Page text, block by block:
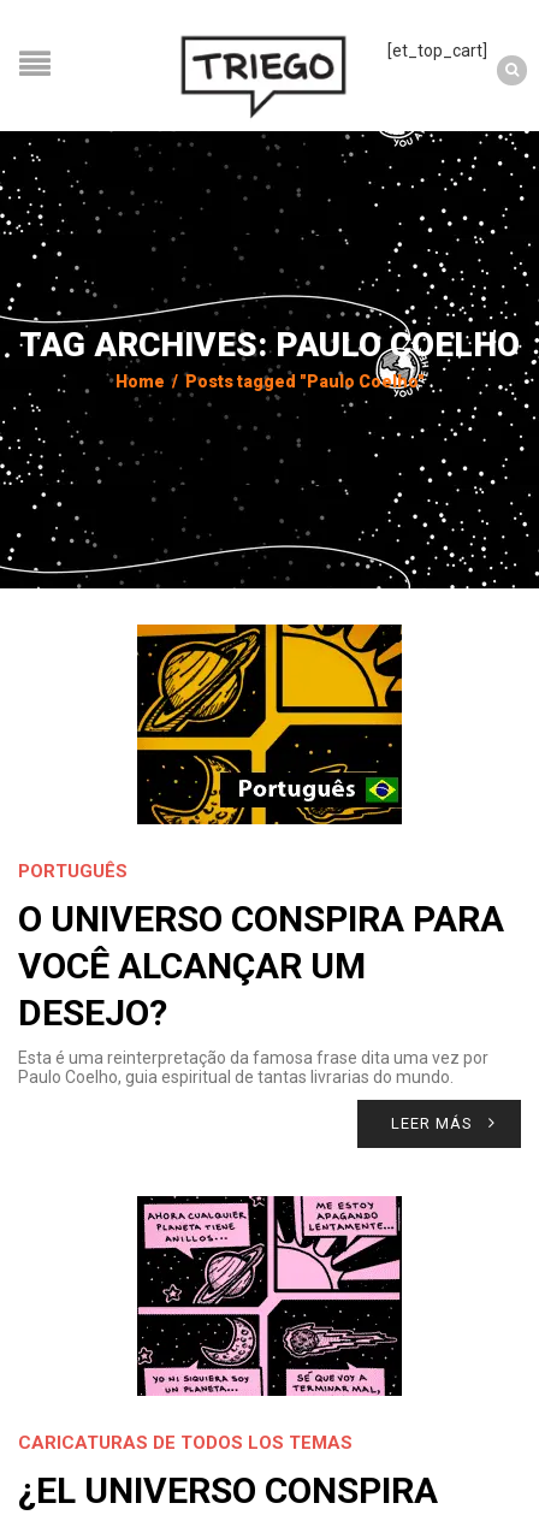
[et_top_cart]
TAG ARCHIVES: PAULO COELHO
Home / Posts tagged "Paulo Coelho"
PORTUGUÊS
O UNIVERSO CONSPIRA PARA
VOCÊ ALCANÇAR UM
DESEJO?
Esta é uma reinterpretação da famosa frase dita uma vez por
Paulo Coelho, guia espiritual de tantas livrarias do mundo.
LEER MÁS
CARICATURAS DE TODOS LOS TEMAS
¿EL UNIVERSO CONSPIRA